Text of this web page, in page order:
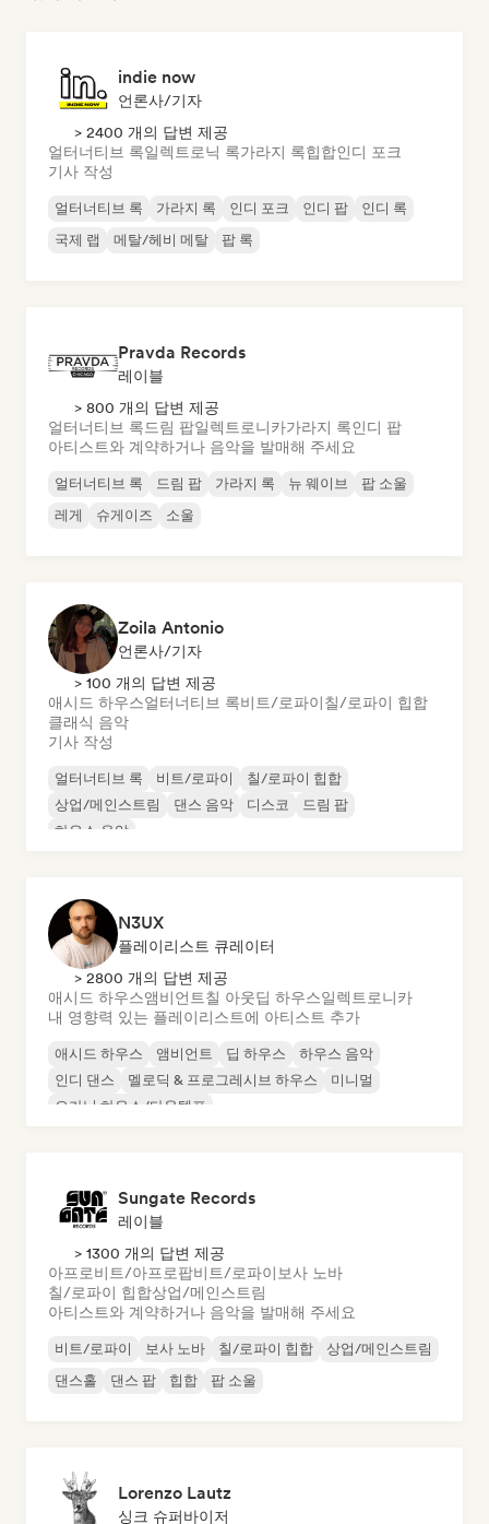
indie now
언론사/기자
> 2400 개의 답변 제공
얼터너티브 록일렉트로닉 록가라지 록힙합인디 포크
기사 작성
얼터너티브 록 가라지 록 인디 포크 인디 팝
인디 록
국제 랩
메탈/헤비 메탈 팝 록
Pravda Records
레이블
> 800 개의 답변 제공
얼터너티브 록드림 팝일렉트로니카가라지 록인디 팝
아티스트와 계약하거나 음악을 발매해 주세요
얼터너티브 록 드림 팝 가라지 록 뉴 웨이브
팝 소울
레게
슈게이즈 소울
Zoila Antonio
언론사/기자
> 100 개의 답변 제공
애시드 하우스얼터너티브 록비트/로파이칠/로파이 힙합
클래식 음악
기사 작성
얼터너티브 록 비트/로파이
칠/로파이 힙합
상업/메인스트림
댄스 음악 디스코
드림 팝
하우스 음악
N3UX
플레이리스트 큐레이터
> 2800 개의 답변 제공
애시드 하우스앰비언트칠 아웃딥 하우스일렉트로니카
내 영향력 있는 플레이리스트에 아티스트 추가
애시드 하우스 앰비언트 딥 하우스
하우스 음악
인디 댄스
멜로딕 & 프로그레시브 하우스
미니멀
오가닉 하우스/다운템포
Sungate Records
레이블
> 1300 개의 답변 제공
아프로비트/아프로팝비트/로파이 보사 노바
칠/로파이 힙합상업/메인스트림
아티스트와 계약하거나 음악을 발매해 주세요
비트/로파이 보사 노바 칠/로파이 힙합
상업/메인스트림
댄스홀
댄스 팝 힙합 팝 소울
Lorenzo Lautz
싱크 슈퍼바이저